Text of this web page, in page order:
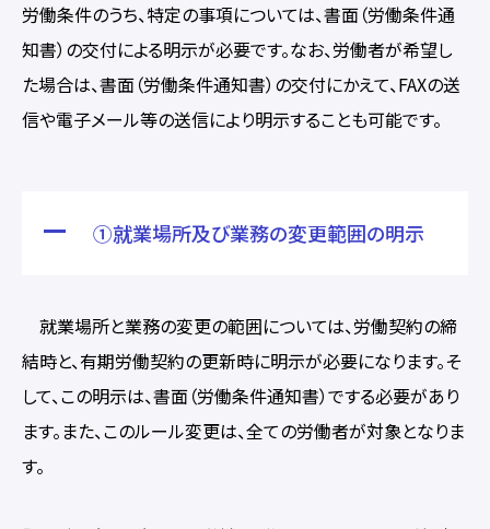
労働条件のうち、特定の事項については、書面（労働条件通
知書）の交付による明示が必要です。なお、労働者が希望し
た場合は、書面（労働条件通知書）の交付にかえて、FAXの送
信や電子メール等の送信により明示することも可能です。
①就業場所及び業務の変更範囲の明示
就業場所と業務の変更の範囲については、労働契約の締
結時と、有期労働契約の更新時に明示が必要になります。そ
して、この明示は、書面（労働条件通知書）でする必要があり
ます。また、このルール変更は、全ての労働者が対象となりま
す。